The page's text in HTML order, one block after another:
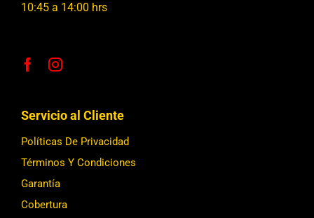
10:45 a 14:00 hrs
Servicio al Cliente
Políticas De Privacidad
Términos Y Condiciones
Garantía
Cobertura